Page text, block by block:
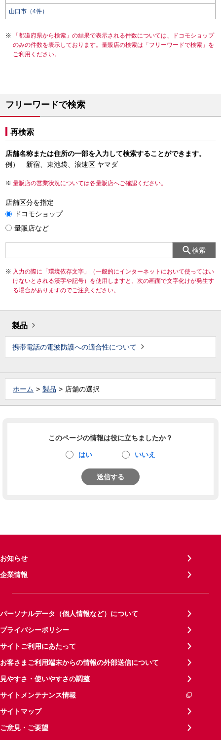
山口市（4件）
「都道府県から検索」の結果で表示される件数については、ドコモショップ
のみの件数を表示しております。量販店の検索は「フリーワードで検索」を
ご利用ください。
フリーワードで検索
再検索
店舗名称または住所の一部を入力して検索することができます。
例） 新宿、東池袋、浪速区 ヤマダ
量販店の営業状況については各量販店へご確認ください。
店舗区分を指定
ドコモショップ
量販店など
検索
入力の際に「環境依存文字」（一般的にインターネットにおいて使ってはい
けないとされる漢字や記号）を使用しますと、次の画面で文字化けが発生す
る場合がありますのでご注意ください。
製品
携帯電話の電波防護への適合性について
ホーム 製品 店舗の選択
このページの情報は役に立ちましたか？
はい いいえ
送信する
お知らせ
企業情報
パーソナルデータ（個人情報など）について
プライバシーポリシー
サイトご利用にあたって
お客さまご利用端末からの情報の外部送信について
見やすさ・使いやすさの調整
サイトメンテナンス情報
サイトマップ
ご意見・ご要望